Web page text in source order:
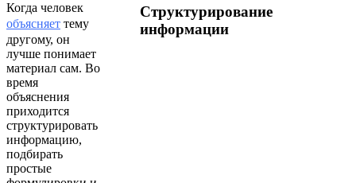
Когда человек
объясняет тему
другому, он
лучше понимает
материал сам. Во
время
объяснения
приходится
структурировать
информацию,
подбирать
простые
Структурирование
информации